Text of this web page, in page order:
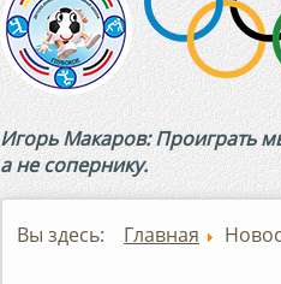
Игорь Макаров: Проиграть
а не сопернику.
Вы здесь: Главная